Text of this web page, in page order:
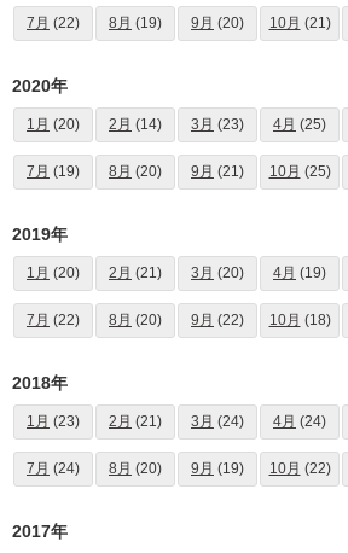
7月 (22) 8月 (19) 9月 (20) 10月 (21)
2020年
1月 (20) 2月 (14) 3月 (23) 4月 (25)
7月 (19) 8月 (20) 9月 (21) 10月 (25)
2019年
1月 (20) 2月 (21) 3月 (20) 4月 (19)
7月 (22) 8月 (20) 9月 (22) 10月 (18)
2018年
1月 (23) 2月 (21) 3月 (24) 4月 (24)
7月 (24) 8月 (20) 9月 (19) 10月 (22)
2017年